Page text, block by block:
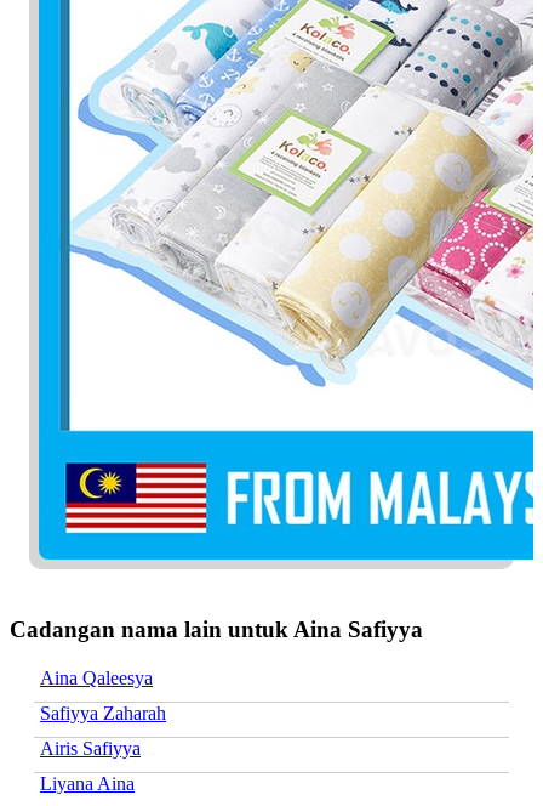
Cadangan nama lain untuk Aina Safiyya
Aina Qaleesya
Safiyya Zaharah
Airis Safiyya
Liyana Aina